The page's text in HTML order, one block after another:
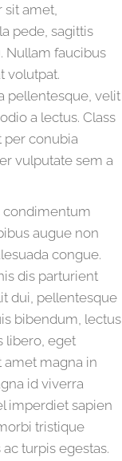
sit amet,
pede, sagittis
Nullam faucibus
volutpat.
pellentesque, velit
a lectus. Class
per conubia
vulputate sem a
condimentum
augue non
congue.
dis parturient
dui, pellentesque
bibendum, lectus
libero, eget
amet magna in
id viverra
imperdiet sapien
tristique
turpis egestas.